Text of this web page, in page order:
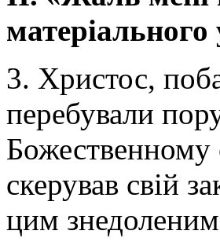
матеріального
3. Христос,
перебували
Божественному
скерував свій
цим